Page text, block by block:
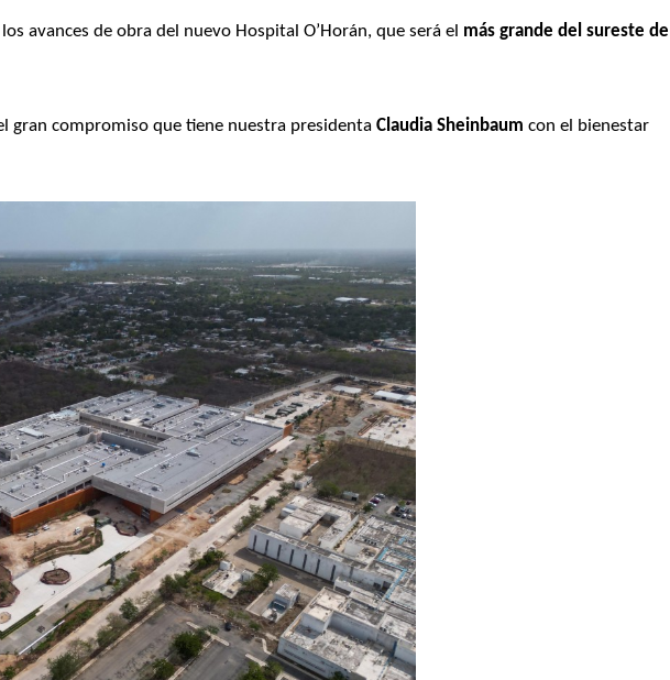
avances de obra del nuevo Hospital O’Horán, que será el más grande del sureste de
gran compromiso que tiene nuestra presidenta Claudia Sheinbaum con el bienestar